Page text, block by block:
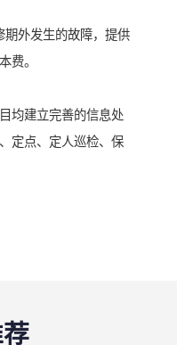
期外发生的故障，提供
本费。
均建立完善的信息处
定点、定人巡检、保